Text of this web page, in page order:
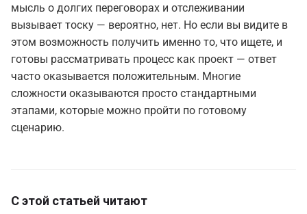
мысль о долгих переговорах и отслеживании
вызывает тоску — вероятно, нет. Но если вы видите в
этом возможность получить именно то, что ищете, и
готовы рассматривать процесс как проект — ответ
часто оказывается положительным. Многие
сложности оказываются просто стандартными
этапами, которые можно пройти по готовому
сценарию.
С этой статьей читают